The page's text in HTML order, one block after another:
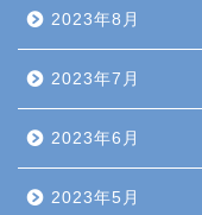
2023年8月
2023年7月
2023年6月
2023年5月